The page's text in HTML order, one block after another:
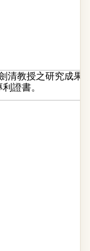
清教授之研究成果
證書。